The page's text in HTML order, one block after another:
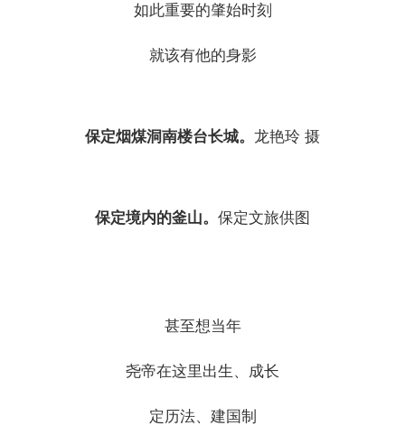
如此重要的肇始时刻
就该有他的身影
保定烟煤洞南楼台长城。 龙艳玲 摄
保定境内的釜山。 保定文旅供图
甚至想当年
尧帝在这里出生、成长
定历法、建国制